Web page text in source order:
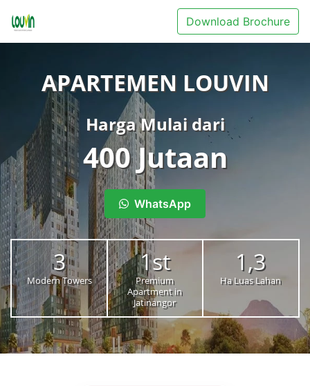
Download Brochure
APARTEMEN LOUVIN
Harga Mulai dari
400 Jutaan
WhatsApp
3
Modern Towers
1st
Premium
Apartment in
Jatinangor
1,3
Ha Luas Lahan